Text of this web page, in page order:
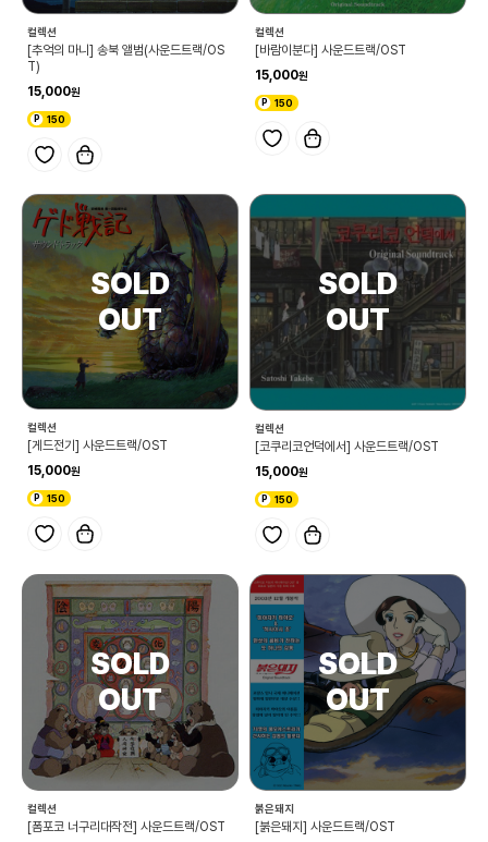
컬렉션
[추억의 마니] 송북 앨범(사운드트랙/OS
T)
15,000
150
컬렉션
[바람이분다] 사운드트랙/OST
15,000
150
컬렉션
[게드전기] 사운드트랙/OST
15,000
150
컬렉션
[코쿠리코언덕에서] 사운드트랙/OST
15,000
150
컬렉션
[폼포코 너구리대작전] 사운드트랙/OST
붉은돼지
[붉은돼지] 사운드트랙/OST